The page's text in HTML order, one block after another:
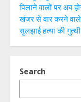
पिलाने वालों पर अब
खंजर से वार करने वाले
सुलझाई हत्या की गुत्थी
Search